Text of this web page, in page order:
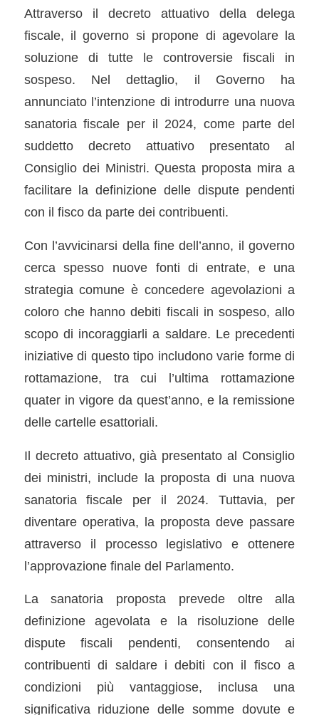
Attraverso il decreto attuativo della delega
fiscale, il governo si propone di agevolare la
soluzione di tutte le controversie fiscali in
sospeso. Nel dettaglio, il Governo ha
annunciato l’intenzione di introdurre una nuova
sanatoria fiscale per il 2024, come parte del
suddetto decreto attuativo presentato al
Consiglio dei Ministri. Questa proposta mira a
facilitare la definizione delle dispute pendenti
con il fisco da parte dei contribuenti.
Con l’avvicinarsi della fine dell’anno, il governo
cerca spesso nuove fonti di entrate, e una
strategia comune è concedere agevolazioni a
coloro che hanno debiti fiscali in sospeso, allo
scopo di incoraggiarli a saldare. Le precedenti
iniziative di questo tipo includono varie forme di
rottamazione, tra cui l’ultima rottamazione
quater in vigore da quest’anno, e la remissione
delle cartelle esattoriali.
Il decreto attuativo, già presentato al Consiglio
dei ministri, include la proposta di una nuova
sanatoria fiscale per il 2024. Tuttavia, per
diventare operativa, la proposta deve passare
attraverso il processo legislativo e ottenere
l’approvazione finale del Parlamento.
La sanatoria proposta prevede oltre alla
definizione agevolata e la risoluzione delle
dispute fiscali pendenti, consentendo ai
contribuenti di saldare i debiti con il fisco a
condizioni più vantaggiose, inclusa una
significativa riduzione delle somme dovute e